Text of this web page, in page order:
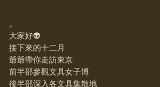
。
大家好👽
接下來的十二月
爺爺帶你走訪東京
前半部參觀文具女子博
後半部深入各文具集散地